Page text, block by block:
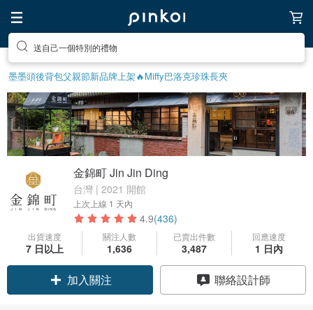
送自己一個特別的禮物
墨墨頭後背包父親節新品牌上架🔥Miffy巴洛克珍珠長夾
金錦町 Jin Jin Ding
台灣 | 2021 開館
上次上線 1 天內
4.9(436)
出貨速度
7 日以上
關注人數
1,636
已賣出件數
3,487
回應速度
1 日內
領優惠券
加入關注
聯絡設計師